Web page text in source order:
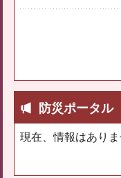
防災ポータル
現在、情報はありま